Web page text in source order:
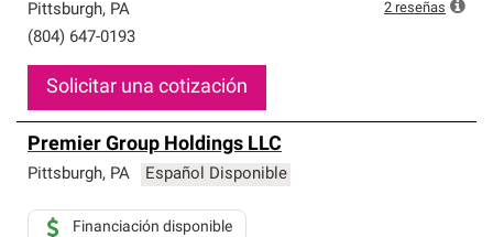
Pittsburgh, PA
(804) 647-0193
Solicitar una cotización
2 reseñas
Premier Group Holdings LLC
Pittsburgh, PA Español Disponible
Financiación disponible